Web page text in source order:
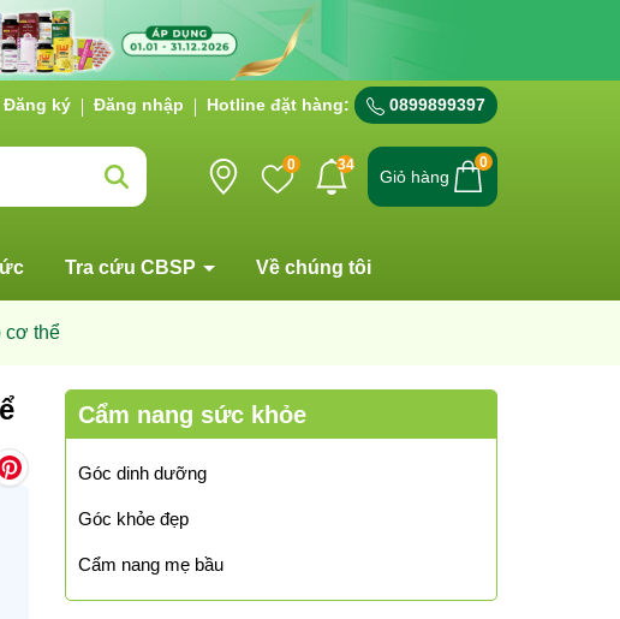
Đăng ký Đăng nhập Hotline đặt hàng: 0899899397
0 34
Giỏ hàng
0
Tra cứu CBSP Về chúng tôi
cơ thể
Cẩm nang sức khỏe
Góc dinh dưỡng
Góc khỏe đẹp
Cẩm nang mẹ bầu